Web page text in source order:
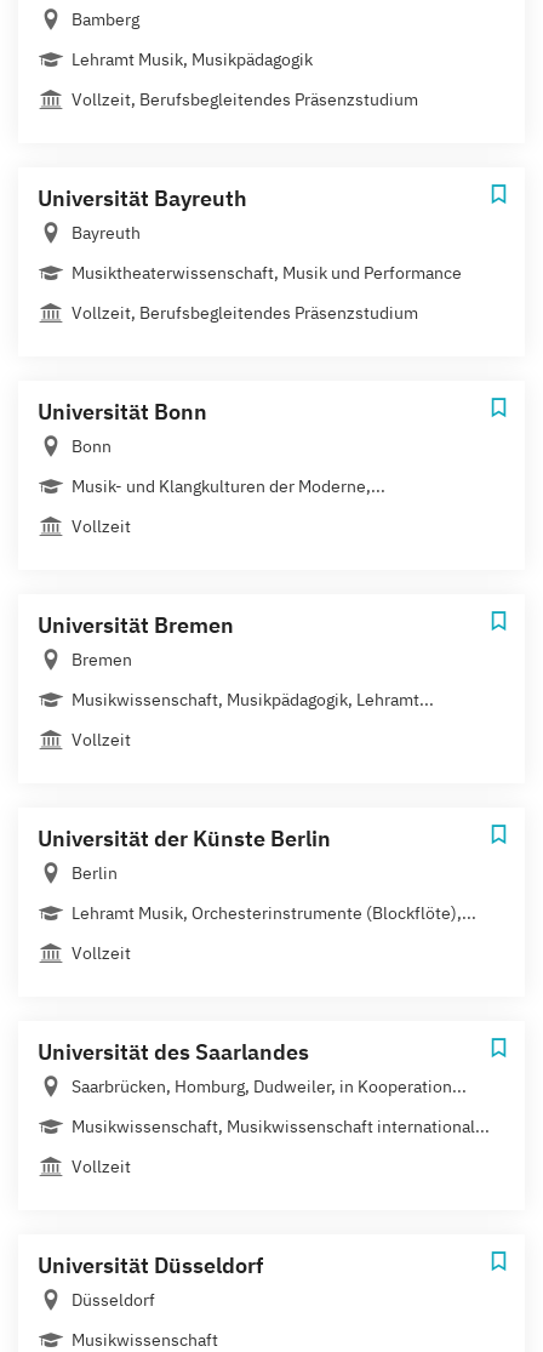
Bamberg
Lehramt Musik, Musikpädagogik
Vollzeit, Berufsbegleitendes Präsenzstudium
Universität Bayreuth
Bayreuth
Musiktheaterwissenschaft, Musik und Performance
Vollzeit, Berufsbegleitendes Präsenzstudium
Universität Bonn
Bonn
Musik- und Klangkulturen der Moderne,...
Vollzeit
Universität Bremen
Bremen
Musikwissenschaft, Musikpädagogik, Lehramt...
Vollzeit
Universität der Künste Berlin
Berlin
Lehramt Musik, Orchesterinstrumente (Blockflöte),...
Vollzeit
Universität des Saarlandes
Saarbrücken, Homburg, Dudweiler, in Kooperation...
Musikwissenschaft, Musikwissenschaft international...
Vollzeit
Universität Düsseldorf
Düsseldorf
Musikwissenschaft